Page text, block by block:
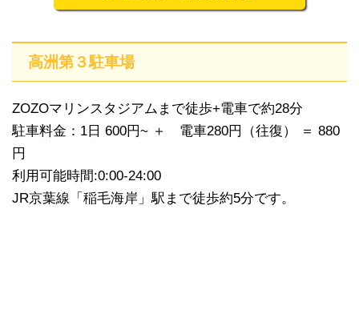
高洲第３駐車場
ZOZOマリンスタジアムまで徒歩+電車で約28分
駐車料金：1日 600円~ ＋ 電車280円（往復） ＝ 880
円
利用可能時間:0:00-24:00
JR京葉線「稲毛海岸」駅まで徒歩約5分です。